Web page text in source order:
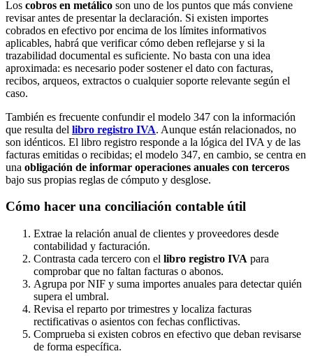
Los cobros en metálico son uno de los puntos que más conviene
revisar antes de presentar la declaración. Si existen importes
cobrados en efectivo por encima de los límites informativos
aplicables, habrá que verificar cómo deben reflejarse y si la
trazabilidad documental es suficiente. No basta con una idea
aproximada: es necesario poder sostener el dato con facturas,
recibos, arqueos, extractos o cualquier soporte relevante según el
caso.
También es frecuente confundir el modelo 347 con la información
que resulta del libro registro IVA. Aunque están relacionados, no
son idénticos. El libro registro responde a la lógica del IVA y de las
facturas emitidas o recibidas; el modelo 347, en cambio, se centra en
una obligación de informar operaciones anuales con terceros
bajo sus propias reglas de cómputo y desglose.
Cómo hacer una conciliación contable útil
Extrae la relación anual de clientes y proveedores desde
contabilidad y facturación.
Contrasta cada tercero con el libro registro IVA para
comprobar que no faltan facturas o abonos.
Agrupa por NIF y suma importes anuales para detectar quién
supera el umbral.
Revisa el reparto por trimestres y localiza facturas
rectificativas o asientos con fechas conflictivas.
Comprueba si existen cobros en efectivo que deban revisarse
de forma específica.